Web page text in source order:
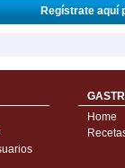
Regístrate aquí
Home